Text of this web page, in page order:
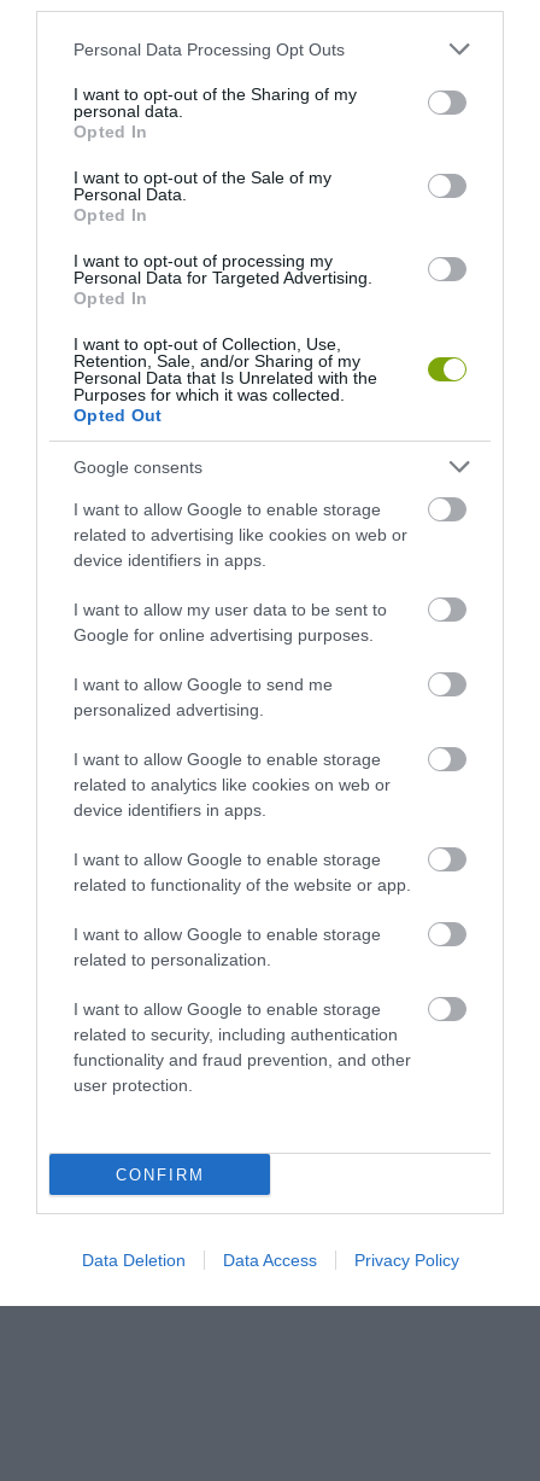
Please note that this website/app uses one or more Google
not limited to your visit or usage behaviour. You may click to
grant or deny consent to Google and its third-party tags to
use your data for below specified purposes in below Google
consent section.
Personal Data Processing Opt Outs
I want to opt-out of the Sharing of my
personal data.
Opted In
I want to opt-out of the Sale of my
Personal Data.
Opted In
I want to opt-out of processing my
Personal Data for Targeted Advertising.
Opted In
I want to opt-out of Collection, Use,
Retention, Sale, and/or Sharing of my
Personal Data that Is Unrelated with the
Purposes for which it was collected.
Opted Out
Google consents
I want to allow Google to enable storage
related to advertising like cookies on web or
device identifiers in apps.
I want to allow my user data to be sent to
Google for online advertising purposes.
I want to allow Google to send me
personalized advertising.
I want to allow Google to enable storage
related to analytics like cookies on web or
device identifiers in apps.
I want to allow Google to enable storage
related to functionality of the website or app.
I want to allow Google to enable storage
related to personalization.
I want to allow Google to enable storage
related to security, including authentication
functionality and fraud prevention, and other
user protection.
CONFIRM
Data Deletion Data Access Privacy Policy